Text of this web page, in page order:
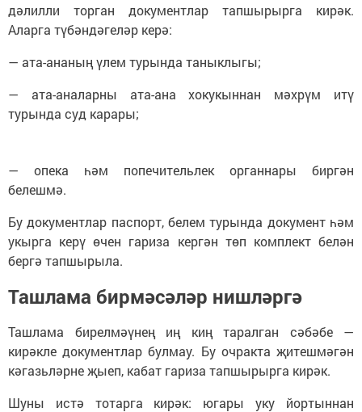
дәлилли торган документлар тапшырырга кирәк.
Аларга түбәндәгеләр керә:
— ата-ананың үлем турында таныклыгы;
— ата-аналарны ата-ана хокукыннан мәхрүм итү
турында суд карары;
— опека һәм попечительлек органнары биргән
белешмә.
Бу документлар паспорт, белем турында документ һәм
укырга керү өчен гариза кергән төп комплект белән
бергә тапшырыла.
Ташлама бирмәсәләр нишләргә
Ташлама бирелмәүнең иң киң таралган сәбәбе —
кирәкле документлар булмау. Бу очракта җитешмәгән
кәгазьләрне җыеп, кабат гариза тапшырырга кирәк.
Шуны истә тотарга кирәк: югары уку йортыннан